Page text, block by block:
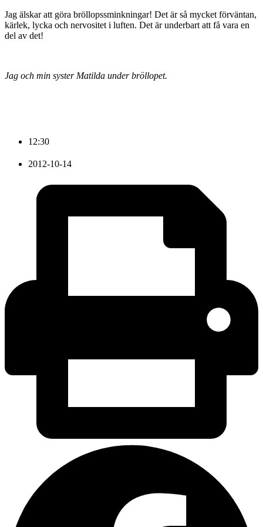
Jag älskar att göra bröllopssminkningar! Det är så mycket förväntan,
kärlek, lycka och nervositet i luften. Det är underbart att få vara en
del av det!
Jag och min syster Matilda under bröllopet.
12:30
2012-10-14